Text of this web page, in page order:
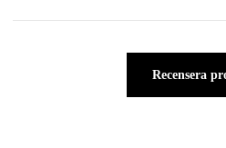
Recensera